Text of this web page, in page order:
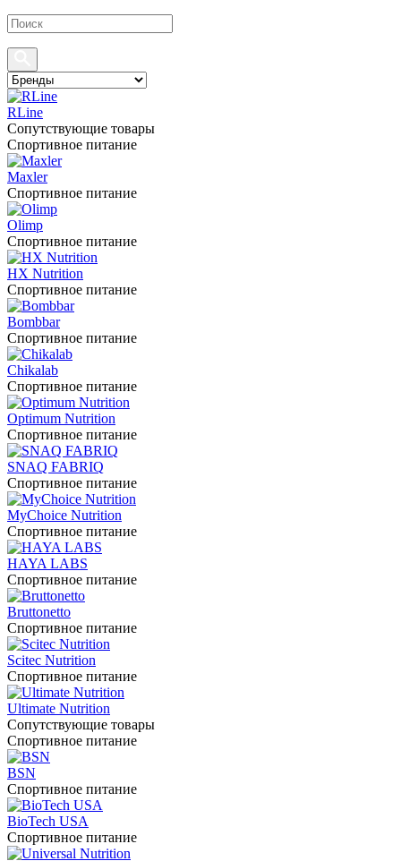
RLine
Сопутствующие товары
Спортивное питание
Maxler
Спортивное питание
Olimp
Спортивное питание
HX Nutrition
Спортивное питание
Bombbar
Спортивное питание
Chikalab
Спортивное питание
Optimum Nutrition
Спортивное питание
SNAQ FABRIQ
Спортивное питание
MyChoice Nutrition
Спортивное питание
HAYA LABS
Спортивное питание
Bruttonetto
Спортивное питание
Scitec Nutrition
Спортивное питание
Ultimate Nutrition
Сопутствующие товары
Спортивное питание
BSN
Спортивное питание
BioTech USA
Спортивное питание